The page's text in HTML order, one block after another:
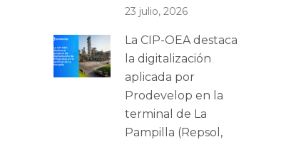
23 julio, 2026
La CIP-OEA destaca
la digitalización
aplicada por
Prodevelop en la
terminal de La
Pampilla (Repsol,